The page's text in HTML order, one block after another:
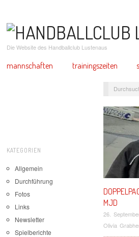
Die Website des Handballclub Lustenaus
mannschaften trainingszeiten
KATEGORIEN
Allgemein
Durchführung
Fotos
Links
Newsletter
Spielberichte
MJD
26.
Olivia